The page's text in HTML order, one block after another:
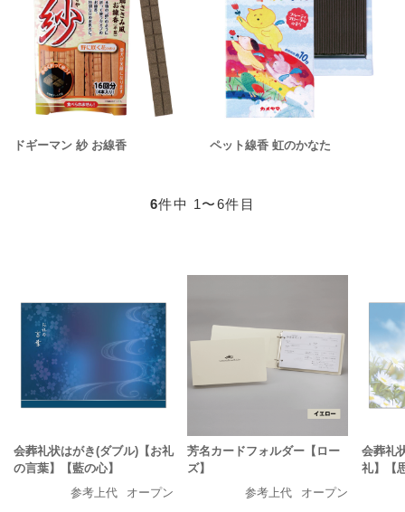
ドギーマン 紗 お線香 ペット線香 虹のかなた
6件中 1〜6件目
会葬礼状はがき(ダブル)【お礼
の言葉】【藍の心】
参考上代
オープン
芳名カードフォルダー【ロー
ズ】
参考上代
オープン
会葬礼
礼】【